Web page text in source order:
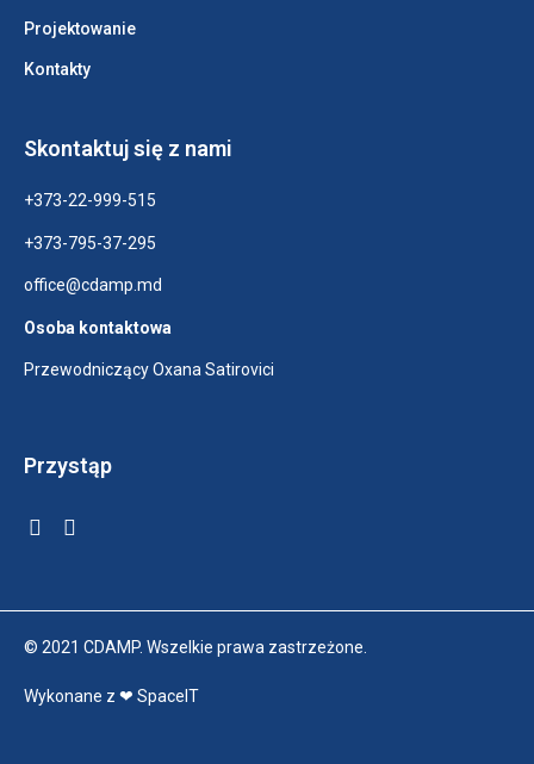
Projektowanie
Kontakty
Skontaktuj się z nami
+373-22-999-515
+373-795-37-295
office@cdamp.md
Osoba kontaktowa
Przewodniczący Oxana Satirovici
Przystąp
© 2021 CDAMP. Wszelkie prawa zastrzeżone.
Wykonane z ❤ SpaceIT